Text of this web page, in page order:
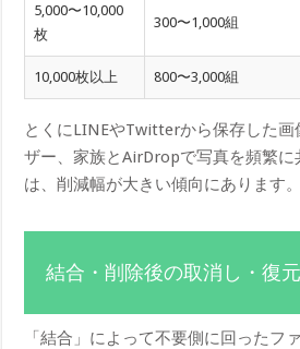
5,000〜10,000
枚
300〜1,000組
10,000枚以上 800〜3,000組
とくにLINEやTwitterから保存した画
ザー、家族とAirDropで写真を頻繁
は、削減幅が大きい傾向にあります。
結合・削除後の取消し・復元
「結合」によって不要側に回ったフ